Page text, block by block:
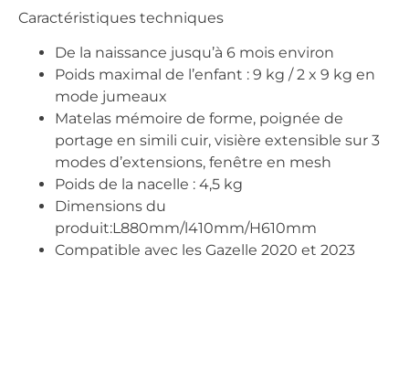
Caractéristiques techniques
De la naissance jusqu’à 6 mois environ
Poids maximal de l’enfant : 9 kg / 2 x 9 kg en
mode jumeaux
Matelas mémoire de forme, poignée de
portage en simili cuir, visière extensible sur 3
modes d’extensions, fenêtre en mesh
Poids de la nacelle : 4,5 kg
Dimensions du
produit:L880mm/l410mm/H610mm
Compatible avec les Gazelle 2020 et 2023